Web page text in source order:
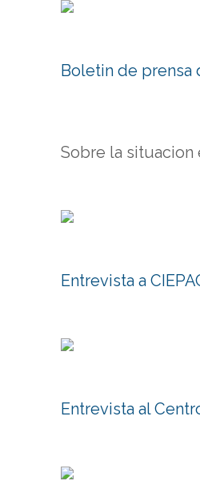
Boletin de prensa
Sobre la situacion
Entrevista a
Entrevista al